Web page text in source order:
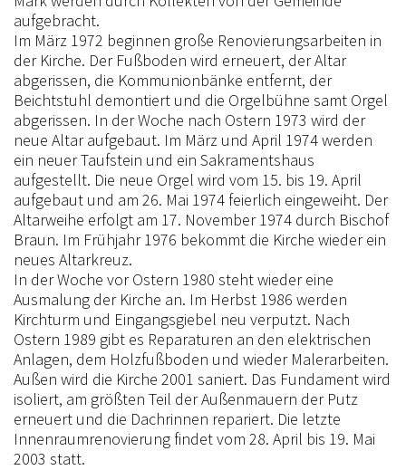
aufgebracht.
Im März 1972 beginnen große Renovierungsarbeiten in
der Kirche. Der Fußboden wird erneuert, der Altar
abgerissen, die Kommunionbänke entfernt, der
Beichtstuhl demontiert und die Orgelbühne samt Orgel
abgerissen. In der Woche nach Ostern 1973 wird der
neue Altar aufgebaut. Im März und April 1974 werden
ein neuer Taufstein und ein Sakramentshaus
aufgestellt. Die neue Orgel wird vom 15. bis 19. April
aufgebaut und am 26. Mai 1974 feierlich eingeweiht. Der
Altarweihe erfolgt am 17. November 1974 durch Bischof
Braun. Im Frühjahr 1976 bekommt die Kirche wieder ein
neues Altarkreuz.
In der Woche vor Ostern 1980 steht wieder eine
Ausmalung der Kirche an. Im Herbst 1986 werden
Kirchturm und Eingangsgiebel neu verputzt. Nach
Ostern 1989 gibt es Reparaturen an den elektrischen
Anlagen, dem Holzfußboden und wieder Malerarbeiten.
Außen wird die Kirche 2001 saniert. Das Fundament wird
isoliert, am größten Teil der Außenmauern der Putz
erneuert und die Dachrinnen repariert. Die letzte
Innenraumrenovierung findet vom 28. April bis 19. Mai
2003 statt.